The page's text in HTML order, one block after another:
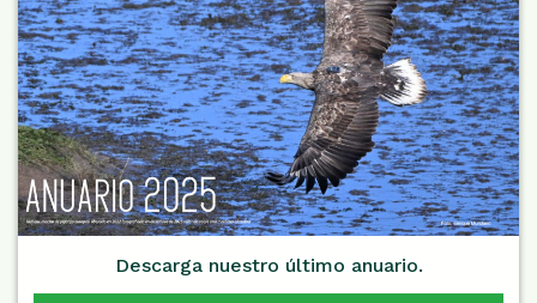
Descarga nuestro último anuario.